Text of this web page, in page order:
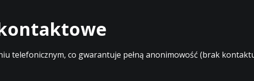
telefonicznym, co gwarantuje pełną anonimowość (brak